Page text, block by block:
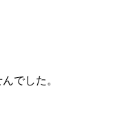
でした。